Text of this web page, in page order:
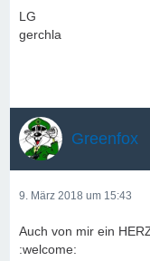
LG
gerchla
Greenfox
9. März 2018 um 15:43
Auch von mir ein
:welcome: